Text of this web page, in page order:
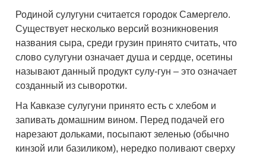
Родиной сулугуни считается городок Самергело.
Существует несколько версий возникновения
названия сыра, среди грузин принято считать, что
слово сулугуни означает душа и сердце, осетины
называют данный продукт сулу-гун – это означает
созданный из сыворотки.
На Кавказе сулугуни принято есть с хлебом и
запивать домашним вином. Перед подачей его
нарезают дольками, посыпают зеленью (обычно
кинзой или базиликом), нередко поливают сверху